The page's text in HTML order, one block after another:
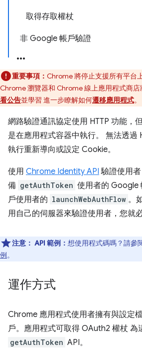
取得存取權杖
非 Google 帳戶驗證
重要事項： Chrome 將停止支援所有平台
Chrome 瀏覽器和 Chrome 線上應用程式商店
看公告並學習 進一步瞭解如何遷移應用程式。
網路驗證通訊協定使用 HTTP 功能，
是在應用程式容器中執行。 無法透過
執行重新導向或設定 Cookie。
使用 Chrome Identity API 驗證使用
備 getAuthToken 使用者的 Google
戶使用者的 launchWebAuthFlow 。
用自己的伺服器來驗證使用者，您就
注意： API 範例： 想使用程式碼嗎？請參
例。
運作方式
Chrome 應用程式使用者擁有與設定
戶。應用程式可取得 OAuth2 權杖 為
getAuthToken API。